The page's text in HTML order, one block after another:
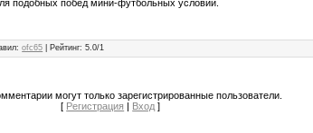
подобных побед мини-футбольных условий.
: ofc65 Рейтинг: 5.0/1
могут только зарегистрированные пользователи.
[ Регистрация | Вход ]